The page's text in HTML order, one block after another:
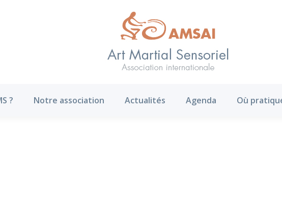
? Notre association Actualités Agenda Où
Notre association